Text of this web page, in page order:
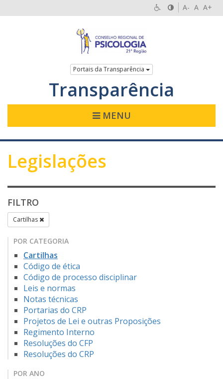
A- A A+
Portais da Transparência
Transparência
MENU
Legislações
FILTRO
Cartilhas
POR CATEGORIA
Cartilhas
Código de ética
Código de processo disciplinar
Leis e normas
Notas técnicas
Portarias do CRP
Projetos de Lei e outras Proposições
Regimento Interno
Resoluções do CFP
Resoluções do CRP
POR ANO